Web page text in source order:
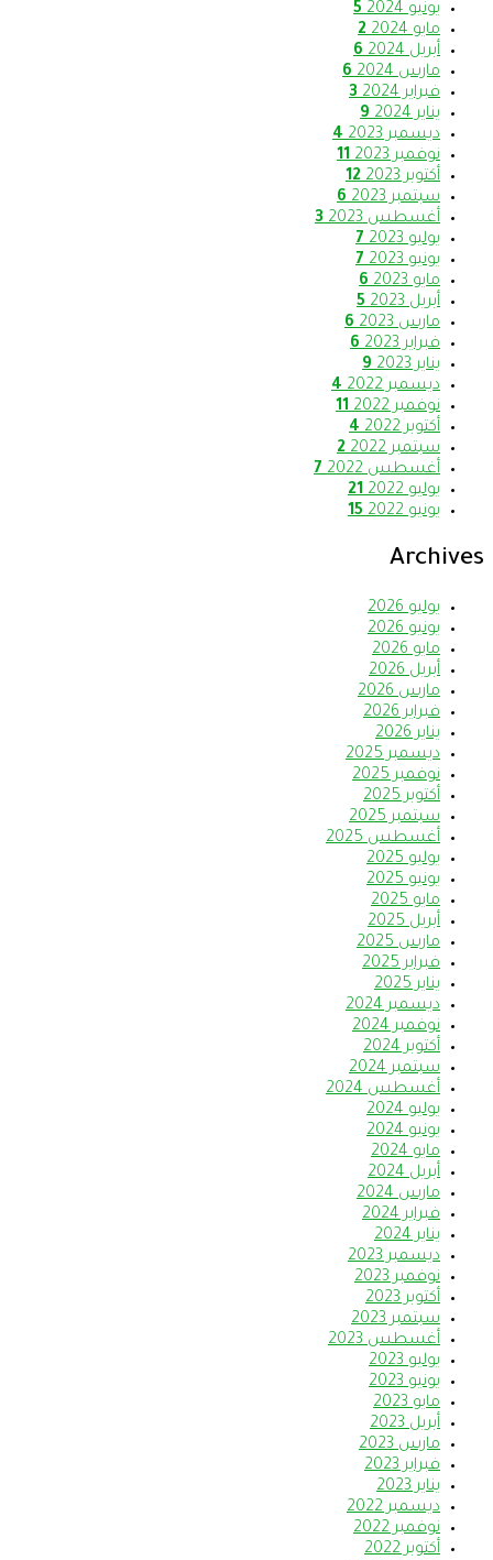
يونيو 2024
5
مايو 2024
2
أبريل 2024
6
مارس 2024
6
فبراير 2024
3
يناير 2024
9
ديسمبر 2023
4
نوفمبر 2023
11
أكتوبر 2023
12
سبتمبر 2023
6
أغسطس 2023
3
يوليو 2023
7
يونيو 2023
7
مايو 2023
6
أبريل 2023
5
مارس 2023
6
فبراير 2023
6
يناير 2023
9
ديسمبر 2022
4
نوفمبر 2022
11
أكتوبر 2022
4
سبتمبر 2022
2
أغسطس 2022
7
يوليو 2022
21
يونيو 2022
15
Archives
يوليو 2026
يونيو 2026
مايو 2026
أبريل 2026
مارس 2026
فبراير 2026
يناير 2026
ديسمبر 2025
نوفمبر 2025
أكتوبر 2025
سبتمبر 2025
أغسطس 2025
يوليو 2025
يونيو 2025
مايو 2025
أبريل 2025
مارس 2025
فبراير 2025
يناير 2025
ديسمبر 2024
نوفمبر 2024
أكتوبر 2024
سبتمبر 2024
أغسطس 2024
يوليو 2024
يونيو 2024
مايو 2024
أبريل 2024
مارس 2024
فبراير 2024
يناير 2024
ديسمبر 2023
نوفمبر 2023
أكتوبر 2023
سبتمبر 2023
أغسطس 2023
يوليو 2023
يونيو 2023
مايو 2023
أبريل 2023
مارس 2023
فبراير 2023
يناير 2023
ديسمبر 2022
نوفمبر 2022
أكتوبر 2022